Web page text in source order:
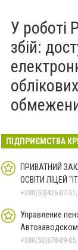
У роботі
збій:
ПІДПРИЄМСТВА
ПРИВАТНИЙ
ОСВІТИ ЛІЦЕЙ
Управление